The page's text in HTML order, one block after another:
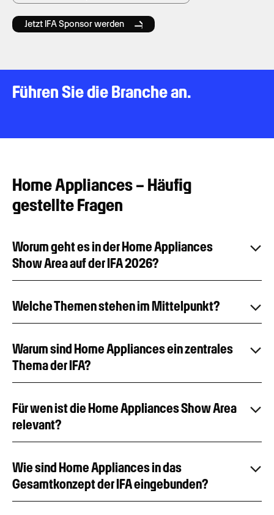
Jetzt IFA Sponsor werden
Führen Sie die Branche an.
Home Appliances – Häufig
gestellte Fragen
Worum geht es in der Home Appliances
Show Area auf der IFA 2026?
Welche Themen stehen im Mittelpunkt?
Warum sind Home Appliances ein zentrales
Thema der IFA?
Für wen ist die Home Appliances Show Area
relevant?
Wie sind Home Appliances in das
Gesamtkonzept der IFA eingebunden?